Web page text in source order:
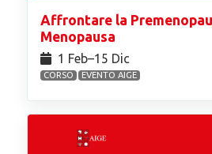
Affrontare la
Menopausa
1 Feb⁠–15 Dic
CORSO EVENTO AIGE